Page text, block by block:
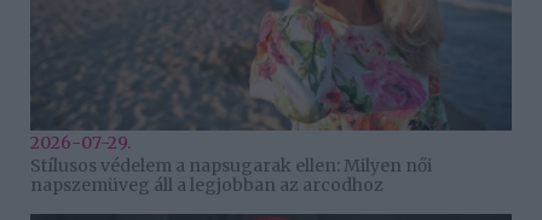
2026-07-29.
Stílusos védelem a napsugarak ellen: Milyen női
napszemüveg áll a legjobban az arcodhoz